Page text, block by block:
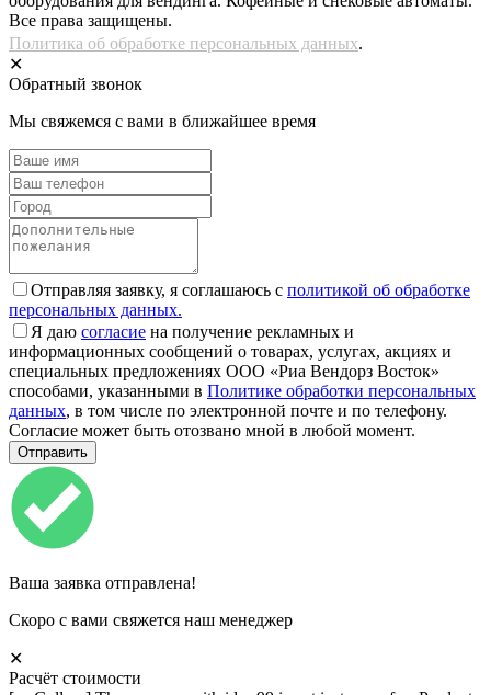
Все права защищены.
Политика об обработке персональных данных.
✕
Обратный звонок
Мы свяжемся с вами в ближайшее время
Отправляя заявку, я соглашаюсь с политикой об обработке
персональных данных.
Я даю согласие на получение рекламных и
информационных сообщений о товарах, услугах, акциях и
специальных предложениях ООО «Риа Вендорз Восток»
способами, указанными в Политике обработки персональных
данных, в том числе по электронной почте и по телефону.
Согласие может быть отозвано мной в любой момент.
Ваша заявка отправлена!
Скоро с вами свяжется наш менеджер
✕
Расчёт стоимости